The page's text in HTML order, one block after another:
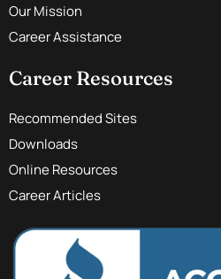
Our Mission
Career Assistance
Career Resources
Recommended Sites
Downloads
Online Resources
Career Articles